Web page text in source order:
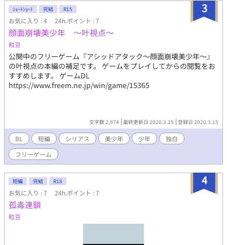
ところで完結としましたが、今後は、ゆっくりペースでショート
ストーリーを追加していくつもりです。 今後ともよろしくお願い
します。
3
ｼｮｰﾄｼｮｰﾄ 完結 R15
お気に入り : 4 24h.ポイント : 7
顔面崩壊美少年 ～叶視点～
粒豆
公開中のフリーゲーム『アシッドアタック～顔面崩壊美少年～』
の叶視点の本編の補足です。 ゲームをプレイしてからの閲覧をお
すすめします。 ゲームDL
https://www.freem.ne.jp/win/game/15365
文字数 2,974 最終更新日 2020.3.15 登録日 2020.3.15
BL 短編 シリアス 美少年 少年
独白
フリーゲーム
4
短編 完結 R18
お気に入り : 7 24h.ポイント : 7
孤毒連鎖
粒豆